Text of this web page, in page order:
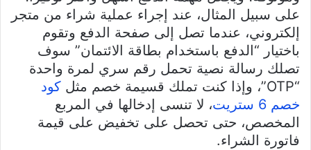
على سبيل المثال، عند إجراء عملية شراء من متجر
إلكتروني، عندما تصل إلى صفحة الدفع وتقوم
باختيار “الدفع باستخدام بطاقة الائتمان” سوف
تصلك رسالة نصية تحمل رقم سري لمرة واحدة
“OTP”، وإذا كنت تملك قسيمة خصم مثل
كود
خصم 6 ستريت
، لا تنسى إدخالها في المربع
المخصص، حتى تحصل على تخفيض على قيمة
فاتورة الشراء.